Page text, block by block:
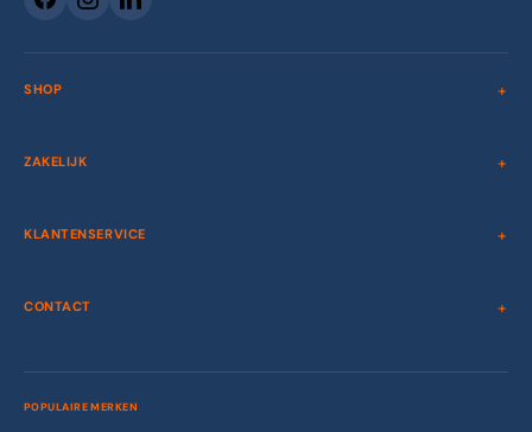
SHOP
ZAKELIJK
KLANTENSERVICE
CONTACT
POPULAIRE MERKEN